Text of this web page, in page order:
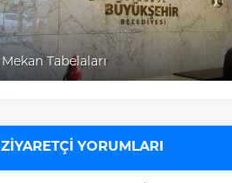
Raket Panolar
ZİYARETÇİ YORUMLARI